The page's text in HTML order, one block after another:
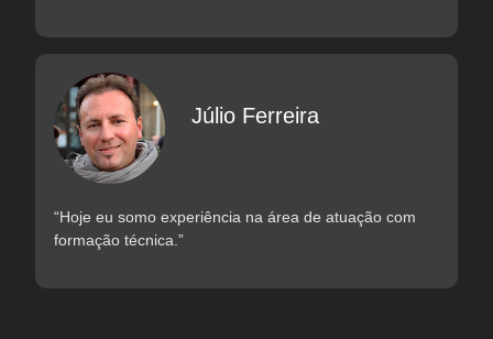
Júlio Ferreira
“Hoje eu somo experiência na área de atuação com
formação técnica.”